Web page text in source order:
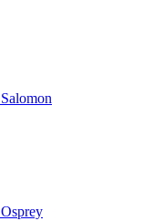
Salomon
Osprey